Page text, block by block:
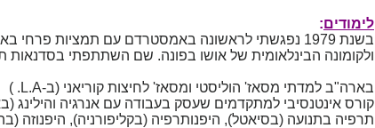
לימודים:
בשנת 1979 נפגשתי לראשונה באמסטרדם עם תמציות
ולקומונה הבינלאומית של אושו בפונה. שם השתתפתי בסדנאות
בארה"ב למדתי מסאז' הוליסטי ומסאז' לחיצות קוריאני (ב-L.A. )
קורס אינטנסיבי למתקדמים שעסק בעבודה עם אנרגיה והילינג
תרפיה בתנועה (בסיאטל), היפנותרפיה (בקליפורניה), היפנוזה